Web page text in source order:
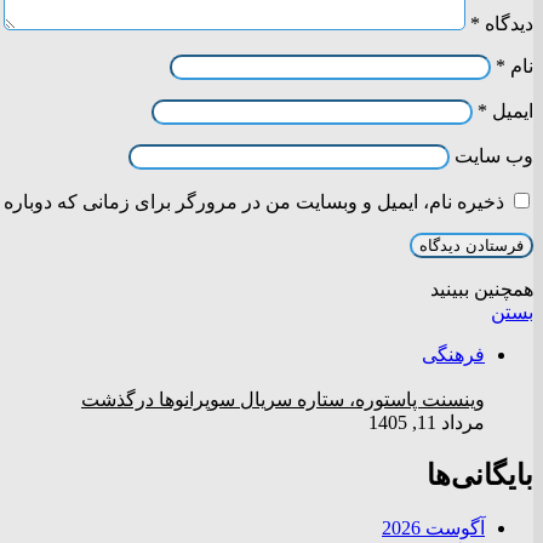
دیدگاه *
نام *
ایمیل *
وب‌ سایت
ذخیره نام، ایمیل و وبسایت من در مرورگر برای زمانی که
همچنین ببینید
بستن
فرهنگی
وینسنت پاستوره، ستاره سریال سوپرانوها درگذشت
مرداد 11, 1405
بایگانی‌ها
آگوست 2026